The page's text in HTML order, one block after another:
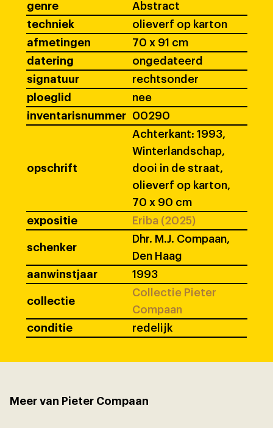
genre
Abstract
techniek
olieverf op karton
afmetingen
70 x 91 cm
datering
ongedateerd
signatuur
rechtsonder
ploeglid
nee
inventarisnummer
00290
opschrift
Achterkant: 1993,
Winterlandschap,
dooi in de straat,
olieverf op karton,
70 x 90 cm
expositie
Eriba (2025)
schenker
Dhr. M.J. Compaan,
Den Haag
aanwinstjaar
1993
collectie
Collectie Pieter
Compaan
conditie
redelijk
Meer van Pieter Compaan